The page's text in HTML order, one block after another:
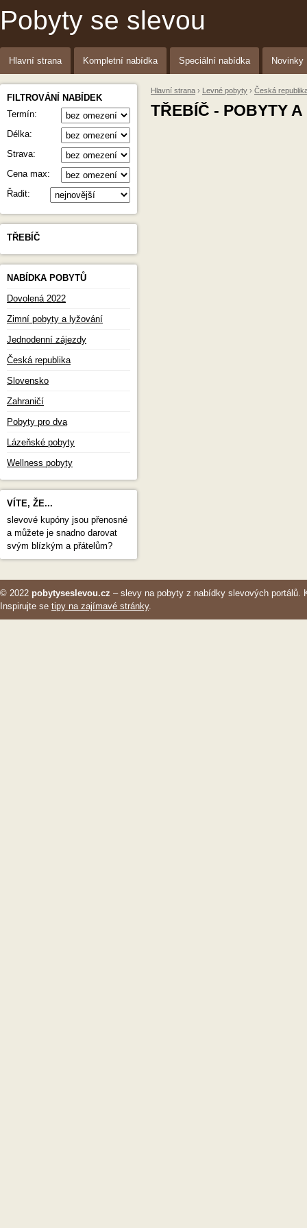
Pobyty se slevou
Hlavní strana Kompletní nabídka Speciální nabídka Novinky
Hlavní strana › Levné pobyty › Česká
TŘEBÍČ - POBYTY
FILTROVÁNÍ NABÍDEK
Termín:
Délka:
Strava:
Cena max:
Řadit:
TŘEBÍČ
NABÍDKA POBYTŮ
Dovolená 2022
Zimní pobyty a lyžování
Jednodenní zájezdy
Česká republika
Slovensko
Zahraničí
Pobyty pro dva
Lázeňské pobyty
Wellness pobyty
VÍTE, ŽE...
slevové kupóny jsou přenosné
a můžete je snadno darovat
svým blízkým a přátelům?
© 2022 pobytyseslevou.cz – slevy na pobyty z nabídky slevových portálů.
Inspirujte se tipy na zajímavé stránky.